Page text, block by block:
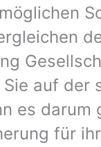
auf der
es darum
für